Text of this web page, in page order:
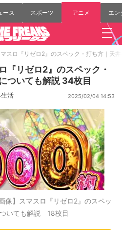
ース スポーツ アニメ エン
スロ『リゼロ2』のスペック・打ち方｜天
『リゼロ2』のスペック・
ついても解説 34枚目
活 2025/02/04 14:53
像】スマスロ『リゼロ2』のスペッ
いても解説 18枚目